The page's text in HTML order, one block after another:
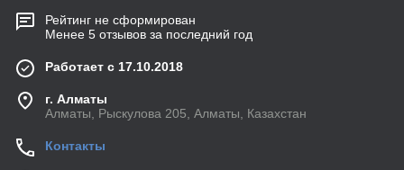
Рейтинг не сформирован
Менее 5 отзывов за последний год
Работает с 17.10.2018
г. Алматы
Алматы, Рыскулова 205, Алматы, Казахстан
Контакты